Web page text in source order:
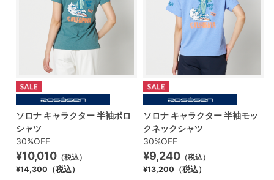
ソロナ キャラクター 半袖ポロ
シャツ
30%OFF
¥10,010 （税込）
¥14,300（税込）
ソロナ キャラクター 半袖モッ
クネックシャツ
30%OFF
¥9,240 （税込）
¥13,200（税込）